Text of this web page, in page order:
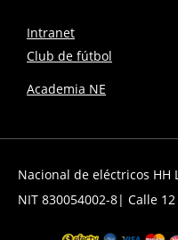
Intranet
Club de fútbol
Academia NE
Nacional de eléctricos HH
NIT 830054002-8| Calle 12